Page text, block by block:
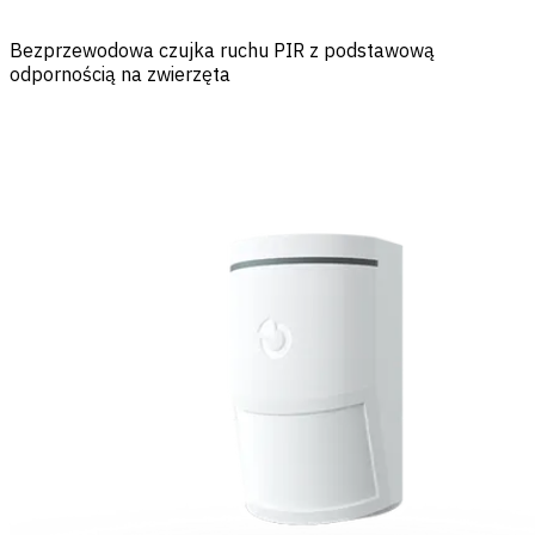
Bezprzewodowa czujka ruchu PIR z podstawową
odpornością na zwierzęta